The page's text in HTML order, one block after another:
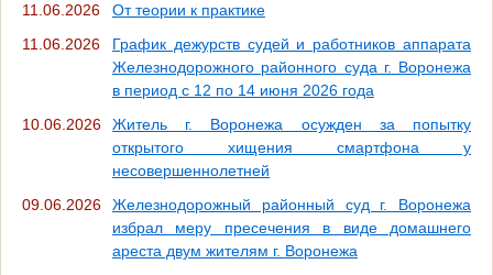
11.06.2026
От теории к практике
11.06.2026
График дежурств судей и работников аппарата
Железнодорожного районного суда г. Воронежа
в период с 12 по 14 июня 2026 года
10.06.2026
Житель г. Воронежа осужден за попытку
открытого хищения смартфона у
несовершеннолетней
09.06.2026
Железнодорожный районный суд г. Воронежа
избрал меру пресечения в виде домашнего
ареста двум жителям г. Воронежа